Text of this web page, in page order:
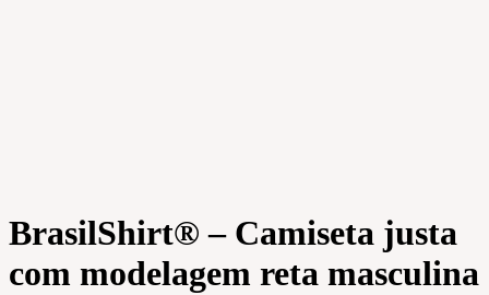
BrasilShirt® – Camiseta justa
com modelagem reta masculina